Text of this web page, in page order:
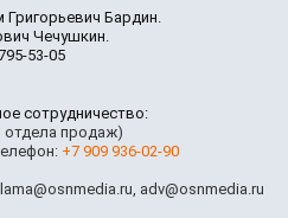
Бардин.
Чечушкин.
53-05
сотрудничество:
отдела продаж)
+7 909 936-02-90
adv@osnmedia.ru